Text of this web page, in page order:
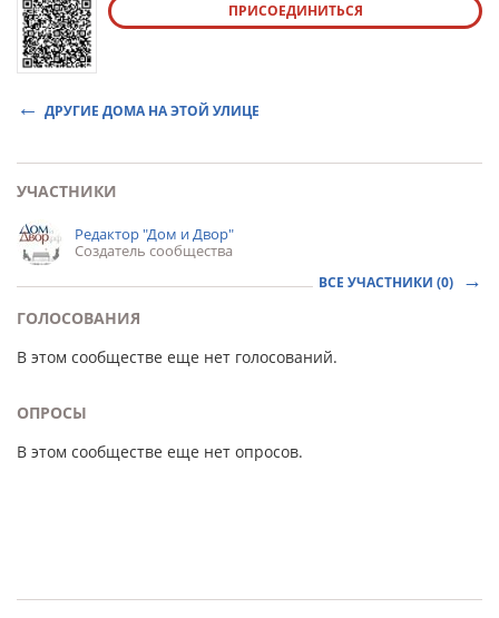
ПРИСОЕДИНИТЬСЯ
ДРУГИЕ ДОМА НА ЭТОЙ УЛИЦЕ
УЧАСТНИКИ
Редактор "Дом и Двор"
Создатель сообщества
ВСЕ УЧАСТНИКИ (0)
ГОЛОСОВАНИЯ
В этом сообществе еще нет голосований.
ОПРОСЫ
В этом сообществе еще нет опросов.